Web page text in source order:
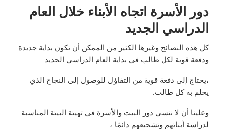
دور الأسرة اتجاه الأبناء خلال العام
الدراسي الجديد
كل هذه النصائح وغيرها الكثير من الممكن أن تكون بداية جديدة
ودفعة قوية لكل طالب في بداية العام الدراسي الجديد
،يحتاج إلى دفعة قوية من التفاؤل للوصول إلى النجاح الذي
يحلم به كل طالب.
وعلينا أن لا ننسي دور البيت والأسرة في تهيئة البيئة المناسبة
لدراسة أبنائهم وتشجيعهم دائمًا ،